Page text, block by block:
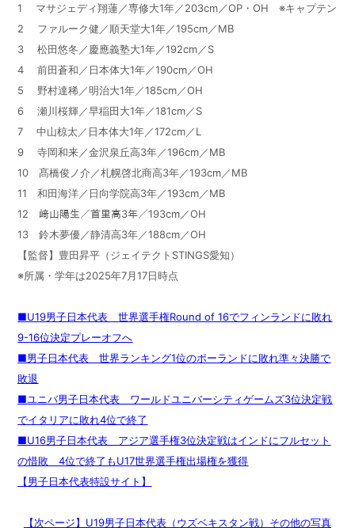
1 マサジェディ翔蓮／専修大1年／203cm／OP・OH ※キャプテン
2 ファルーク健／順天堂大1年／195cm／MB
3 松田悠冬／慶應義塾大1年／192cm／S
4 前田蒼和／日本体大1年／190cm／OH
5 野村達稀／明治大1年／185cm／OH
6 瀬川桜輝／早稲田大1年／181cm／S
7 中山椋太／日本体大1年／172cm／L
9 寺岡和来／金沢泉丘高3年／196cm／MB
10 髙橋俊ノ介／札幌啓北商高3年／193cm／MB
11 和田海洋／日向学院高3年／193cm／MB
12 﨑山陽生／首里高3年／193cm／OH
13 鈴木夢優／静清高3年／188cm／OH
【監督】豊田昇平（ジェイテクトSTINGS愛知）
※所属・学年は2025年7月17日時点
■U19男子日本代表 世界選手権Round of 16でフィンランドに敗れ
9-16位決定プレーオフへ
■男子日本代表 世界ランキング1位のポーランドに敗れ準々決勝で
敗退
■ユニバ男子日本代表 ワールドユニバーシティゲームズ3位決定戦
でイタリアに敗れ4位で終了
■U16男子日本代表 アジア選手権3位決定戦はインドにフルセット
の惜敗 4位で終了もU17世界選手権出場権を獲得
【男子日本代表特設サイト】
【次ページ】U19男子日本代表（ウズベキスタン戦）その他の写真